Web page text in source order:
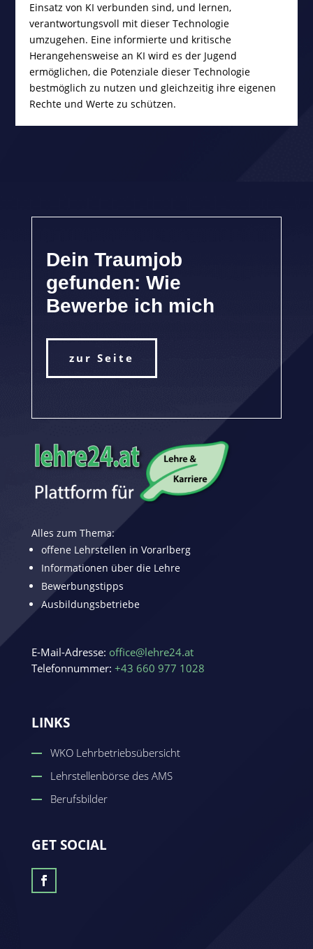
Einsatz von KI verbunden sind, und lernen,
verantwortungsvoll mit dieser Technologie
umzugehen. Eine informierte und kritische
Herangehensweise an KI wird es der Jugend
ermöglichen, die Potenziale dieser Technologie
bestmöglich zu nutzen und gleichzeitig ihre eigenen
Rechte und Werte zu schützen.
Dein Traumjob
gefunden: Wie
Bewerbe ich mich
zur Seite
Alles zum Thema:
offene Lehrstellen in Vorarlberg
Informationen über die Lehre
Bewerbungstipps
Ausbildungsbetriebe
E-Mail-Adresse: office@lehre24.at
Telefonnummer: +43 660 977 1028
LINKS
WKO Lehrbetriebsübersicht
Lehrstellenbörse des AMS
Berufsbilder
GET SOCIAL